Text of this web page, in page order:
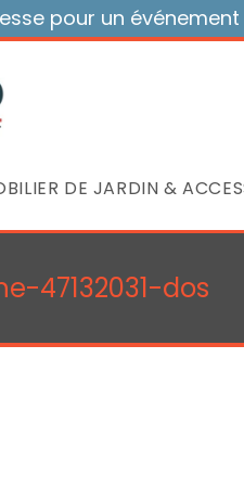
pour un événement
DE JARDIN &
47132031-dos